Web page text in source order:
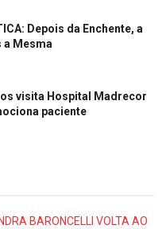
Depois da Enchente, a
a Mesma
visita Hospital Madrecor
paciente
BARONCELLI VOLTA AO